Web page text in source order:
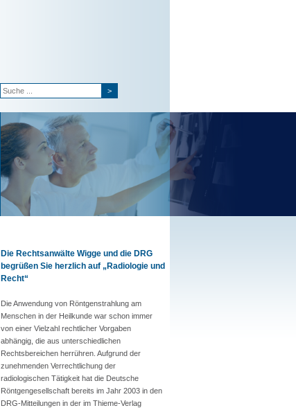
>
Die Rechtsanwälte Wigge und die DRG
begrüßen Sie herzlich auf „Radiologie und
Recht“
Die Anwendung von Röntgenstrahlung am
Menschen in der Heilkunde war schon immer
von einer Vielzahl rechtlicher Vorgaben
abhängig, die aus unterschiedlichen
Rechtsbereichen herrühren. Aufgrund der
zunehmenden Verrechtlichung der
radiologischen Tätigkeit hat die Deutsche
Röntgengesellschaft bereits im Jahr 2003 in den
DRG-Mitteilungen in der im Thieme-Verlag